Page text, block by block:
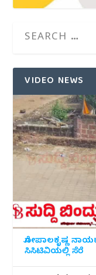
VIDEO NEWS
ಗೋಪಾಲಕೃಷ್ಣ ನಾಯಕ
ಸಿಸಿಟಿವಿಯಲ್ಲಿ ಸೆರೆ